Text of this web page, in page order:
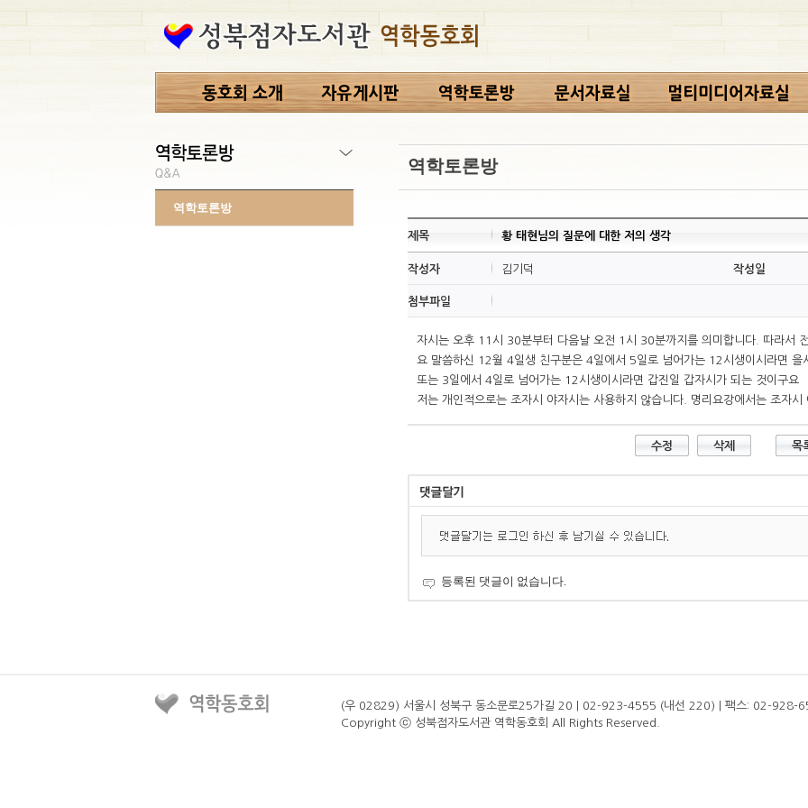
역학토론방
역학토론방
제목 황 태현님의 질문에 대한 저의 생각
작성자 김기덕 작성일
첨부파일
자시는 오후 11시 30분부터 다음날 오전 1시 30분까지를 의미합니다. 따라서
요 말씀하신 12월 4일생 친구분은 4일에서 5일로 넘어가는 12시생이시라면 을
또는 3일에서 4일로 넘어가는 12시생이시라면 갑진일 갑자시가 되는 것이구요
저는 개인적으로는 조자시 야자시는 사용하지 않습니다. 명리요강에서는 조자
등록된 댓글이 없습니다.
(우 02829) 서울시 성북구 동소문로25가길 20 | 02-923-4555 (내선 220) | 팩스: 02-928-
Copyright ⓒ 성북점자도서관 역학동호회 All Rights Reserved.